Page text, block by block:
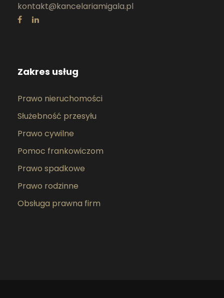
kontakt@kancelariamigala.pl
Zakres usług
Prawo nieruchomości
Służebność przesyłu
Prawo cywilne
Pomoc frankowiczom
Prawo spadkowe
Prawo rodzinne
Obsługa prawna firm